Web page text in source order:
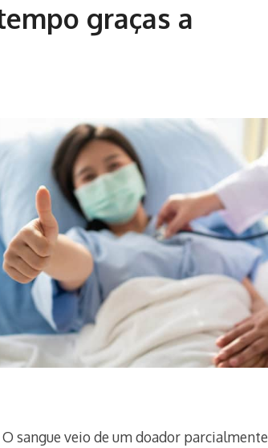
graças a
sangue veio de um doador parcialmente